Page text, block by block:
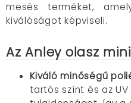
mesés terméket,
kiválóságot képviseli.
Az Anley olasz
Kiváló minőségű
tartós színt és az